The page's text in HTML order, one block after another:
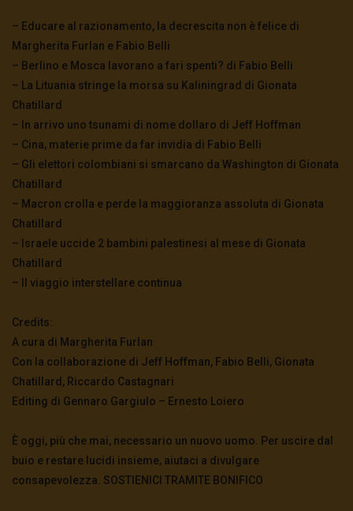
0
64 0 0
0
301
– Educare al razionamento, la decrescita non è felice di
Margherita Furlan e Fabio Belli
– Berlino e Mosca lavorano a fari spenti? di Fabio Belli
– La Lituania stringe la morsa su Kaliningrad di Gionata
Chatillard
– In arrivo uno tsunami di nome dollaro di Jeff Hoffman
– Cina, materie prime da far invidia di Fabio Belli
– Gli elettori colombiani si smarcano da Washington di Gionata
Chatillard
– Macron crolla e perde la maggioranza assoluta di Gionata
Chatillard
– Israele uccide 2 bambini palestinesi al mese di Gionata
Chatillard
– Il viaggio interstellare continua
Credits:
A cura di Margherita Furlan
Con la collaborazione di Jeff Hoffman, Fabio Belli, Gionata
Chatillard, Riccardo Castagnari
Editing di Gennaro Gargiulo – Ernesto Loiero
È oggi, più che mai, necessario un nuovo uomo. Per uscire dal
buio e restare lucidi insieme, aiutaci a divulgare
consapevolezza. SOSTIENICI TRAMITE BONIFICO